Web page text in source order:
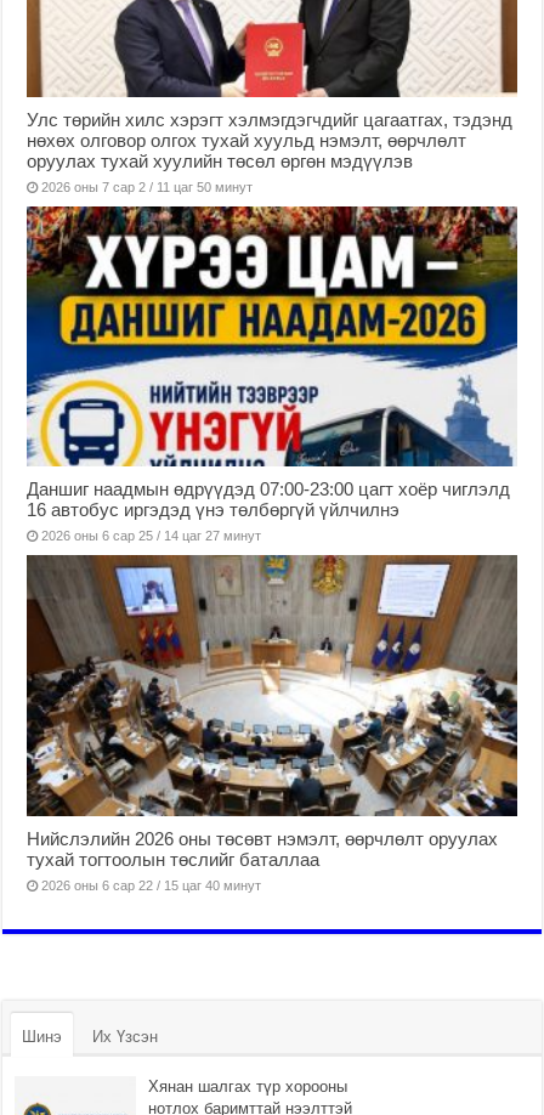
Улс төрийн хилс хэрэгт хэлмэгдэгчдийг цагаатгах, тэдэнд
нөхөх олговор олгох тухай хуульд нэмэлт, өөрчлөлт
оруулах тухай хуулийн төсөл өргөн мэдүүлэв
2026 оны 7 сар 2 / 11 цаг 50 минут
Даншиг наадмын өдрүүдэд 07:00-23:00 цагт хоёр чиглэлд
16 автобус иргэдэд үнэ төлбөргүй үйлчилнэ
2026 оны 6 сар 25 / 14 цаг 27 минут
Нийслэлийн 2026 оны төсөвт нэмэлт, өөрчлөлт оруулах
тухай тогтоолын төслийг баталлаа
2026 оны 6 сар 22 / 15 цаг 40 минут
Шинэ Их Үзсэн
Хянан шалгах түр хорооны
нотлох баримттай нээлттэй